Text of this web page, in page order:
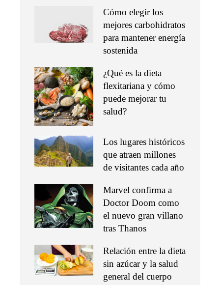
Cómo elegir los
mejores carbohidratos
para mantener energía
sostenida
¿Qué es la dieta
flexitariana y cómo
puede mejorar tu
salud?
Los lugares históricos
que atraen millones
de visitantes cada año
Marvel confirma a
Doctor Doom como
el nuevo gran villano
tras Thanos
Relación entre la dieta
sin azúcar y la salud
general del cuerpo